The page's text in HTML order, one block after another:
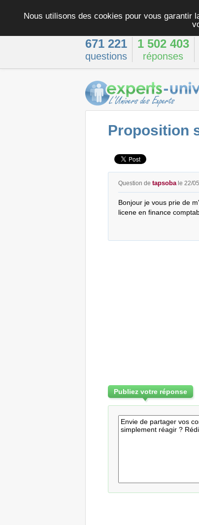
Nous utilisons des cookies pour vous garantir
671 221
questions
1 502 403
réponses
Proposition
Question de tapsobale 22/
Bonjour je vous prie de
licene en finance
Publiez votre réponse